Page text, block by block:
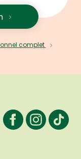
complet